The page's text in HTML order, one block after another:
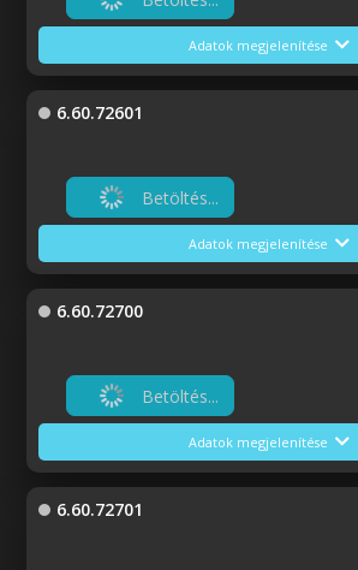
Adatok megjelenítése
6.60.72601
Betöltés...
Adatok megjelenítése
6.60.72700
Betöltés...
Adatok megjelenítése
6.60.72701